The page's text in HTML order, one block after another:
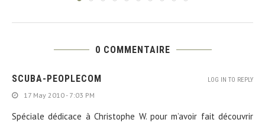
0 COMMENTAIRE
SCUBA-PEOPLECOM
17 May 2010 - 7:03 PM
Spéciale dédicace à Christophe W. pour m’avoir fait découvrir
LOG IN TO REPLY